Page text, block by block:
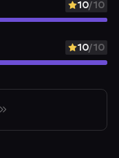
10/10
10/10